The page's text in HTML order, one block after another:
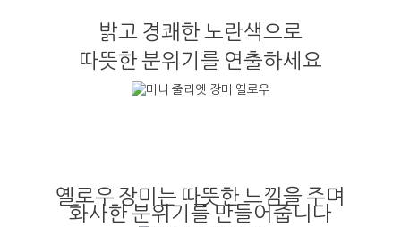
밝고 경쾌한 노란색으로
따뜻한 분위기를 연출하세요
옐로우 장미는 따뜻한 느낌을 주며
화사한 분위기를 만들어줍니다